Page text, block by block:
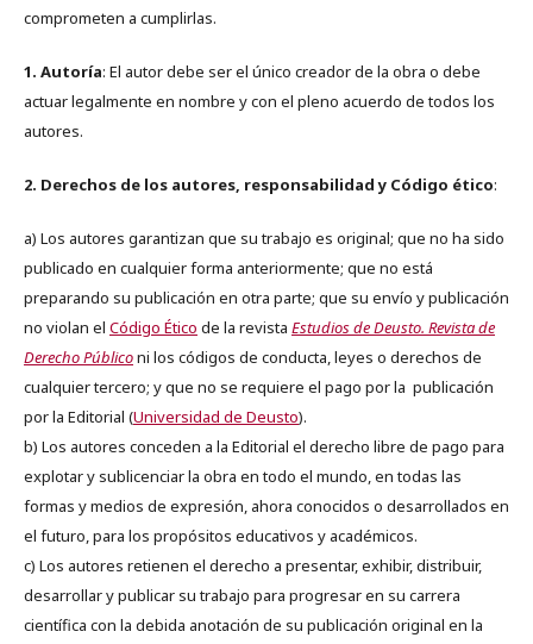
comprometen a cumplirlas.
1. Autoría: El autor debe ser el único creador de la obra o debe
actuar legalmente en nombre y con el pleno acuerdo de todos los
autores.
2. Derechos de los autores, responsabilidad y Código ético:
a) Los autores garantizan que su trabajo es original; que no ha sido
publicado en cualquier forma anteriormente; que no está
preparando su publicación en otra parte; que su envío y publicación
no violan el Código Ético de la revista Estudios de Deusto. Revista de
Derecho Públiconi los códigos de conducta, leyes o derechos de
cualquier tercero; y que no se requiere el pago por la publicación
por la Editorial (Universidad de Deusto).
b) Los autores conceden a la Editorial el derecho libre de pago para
explotar y sublicenciar la obra en todo el mundo, en todas las
formas y medios de expresión, ahora conocidos o desarrollados en
el futuro, para los propósitos educativos y académicos.
c) Los autores retienen el derecho a presentar, exhibir, distribuir,
desarrollar y publicar su trabajo para progresar en su carrera
científica con la debida anotación de su publicación original en la